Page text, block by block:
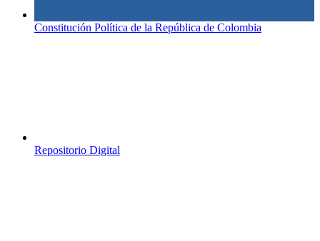
Constitución Política de la República de Colombia
Repositorio Digital